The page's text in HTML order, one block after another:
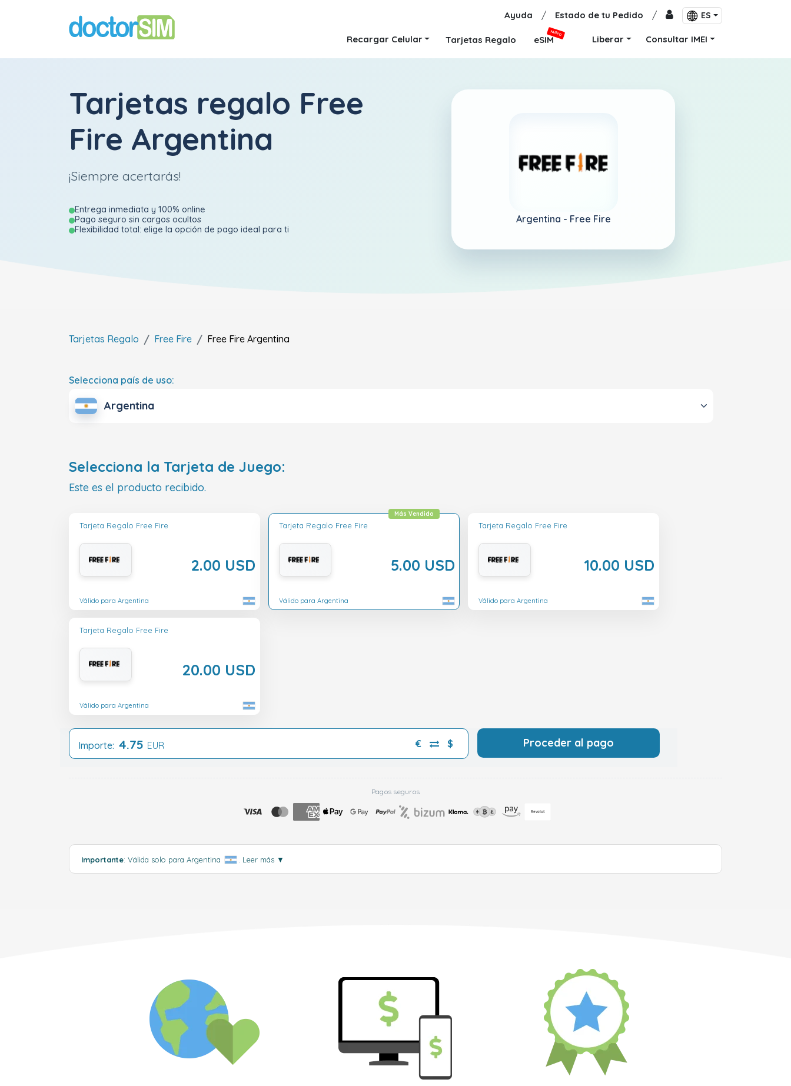
Ayuda / Estado de tu Pedido / ES
Recargar Celular Tarjetas Regalo eSIM
NUEVO
Liberar Consultar IMEI
Tarjetas regalo Free
Fire Argentina
¡Siempre acertarás!
Entrega inmediata y 100% online
Pago seguro sin cargos ocultos
Flexibilidad total: elige la opción de pago ideal para ti
Argentina - Free Fire
Tarjetas Regalo Free Fire Free Fire Argentina
Selecciona país de uso:
Argentina
Selecciona la Tarjeta de Juego:
Este es el producto recibido.
Tarjeta Regalo Free Fire
2.00 USD
Válido para Argentina
Tarjeta Regalo Free Fire
5.00 USD
Más Vendido
Válido para Argentina
Tarjeta Regalo Free Fire
10.00 USD
Válido para Argentina
Tarjeta Regalo Free Fire
20.00 USD
Válido para Argentina
Importe: 4.75 EUR € $ Proceder al pago
Pagos seguros
Importante: Válida solo para Argentina . Leer más ▼